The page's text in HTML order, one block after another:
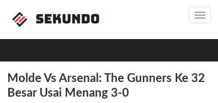
Molde Vs Arsenal: The Gunners Ke 32
Besar Usai Menang 3-0